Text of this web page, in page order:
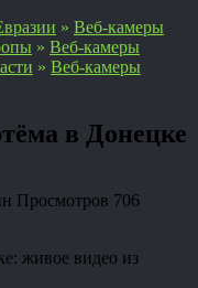
» Веб-камеры
» Веб-камеры
» Веб-камеры
в Донецке
Просмотров 706
живое видео из